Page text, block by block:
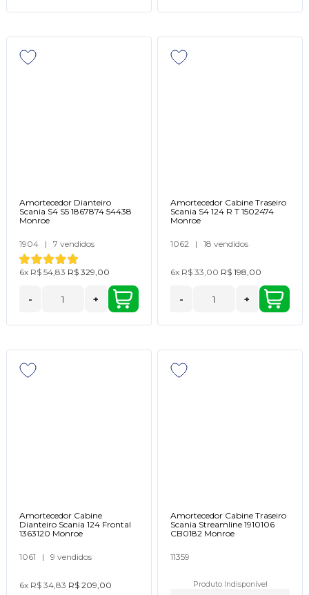
Amortecedor Dianteiro
Scania S4 S5 1867874 54438
Monroe
1904 | 7 vendidos
6x R$ 54,83 R$ 329,00
- +
Amortecedor Cabine Traseiro
Scania S4 124 R T 1502474
Monroe
1062 | 18 vendidos
6x R$ 33,00 R$ 198,00
- +
Amortecedor Cabine
Dianteiro Scania 124 Frontal
1363120 Monroe
1061 | 9 vendidos
6x R$ 34,83 R$ 209,00
Amortecedor Cabine Traseiro
Scania Streamline 1910106
CB0182 Monroe
11359
Produto Indisponível